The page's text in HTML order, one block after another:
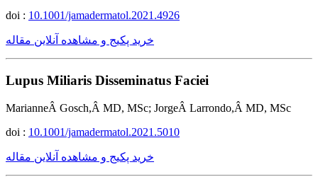
doi : 10.1001/jamadermatol.2021.4926
خرید پکیج و مشاهده آنلاین مقاله
Lupus Miliaris Disseminatus Faciei
MarianneÂ Gosch,Â MD, MSc; JorgeÂ Larrondo,Â MD, MSc
doi : 10.1001/jamadermatol.2021.5010
خرید پکیج و مشاهده آنلاین مقاله